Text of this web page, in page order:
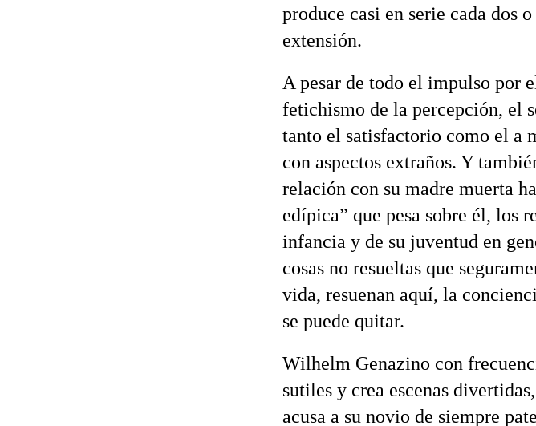
produce casi en serie cada dos
extensión.
A pesar de todo el impulso por
fetichismo de la percepción, el
tanto el satisfactorio como el a
con aspectos extraños. Y
relación con su madre muerta
edípica” que pesa sobre él, los
infancia y de su juventud en
cosas no resueltas que
vida, resuenan aquí, la
se puede quitar.
Wilhelm Genazino con
sutiles y crea escenas
acusa a su novio de siempre